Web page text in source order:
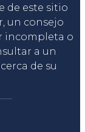
de este sitio
un consejo
incompleta o
a un
de su